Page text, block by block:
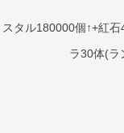
タル180000個↑+紅
ラ30体(ラ